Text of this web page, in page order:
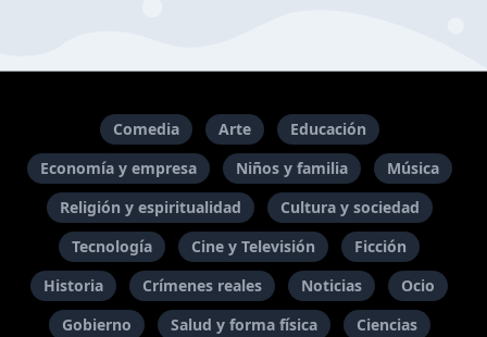
Comedia Arte
Educación
Economía y empresa
Niños y familia
Música
Religión y espiritualidad
Cultura y sociedad
Tecnología
Cine y Televisión
Ficción
Historia
Crímenes reales Noticias
Ocio
Gobierno
Salud y forma física
Ciencias